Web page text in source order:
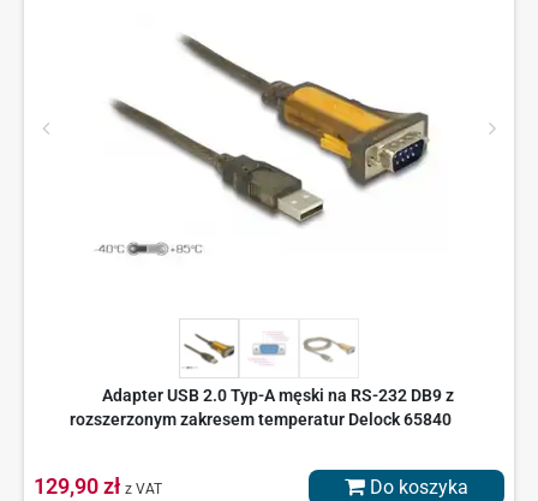
Adapter USB 2.0 Typ-A męski na RS-232 DB9 z
rozszerzonym zakresem temperatur Delock 65840
129,90 zł z VAT Do koszyka